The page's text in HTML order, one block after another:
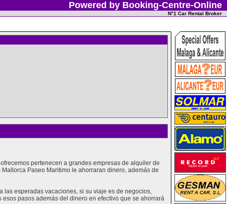
Powered by Booking-Centre-Online
N°1 Car Rental Broker
pertenecen a grandes empresas de alquiler de
Paseo Maritimo le ahorraran dinero, además de
esperadas vacaciones, si su viaje es de negocios,
pasos además del dinero en efectivo que se ahorrará